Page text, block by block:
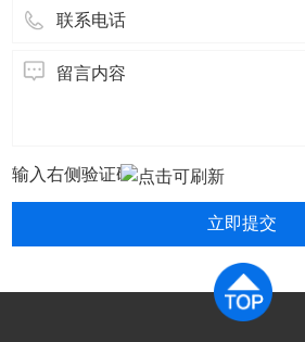
立即提交